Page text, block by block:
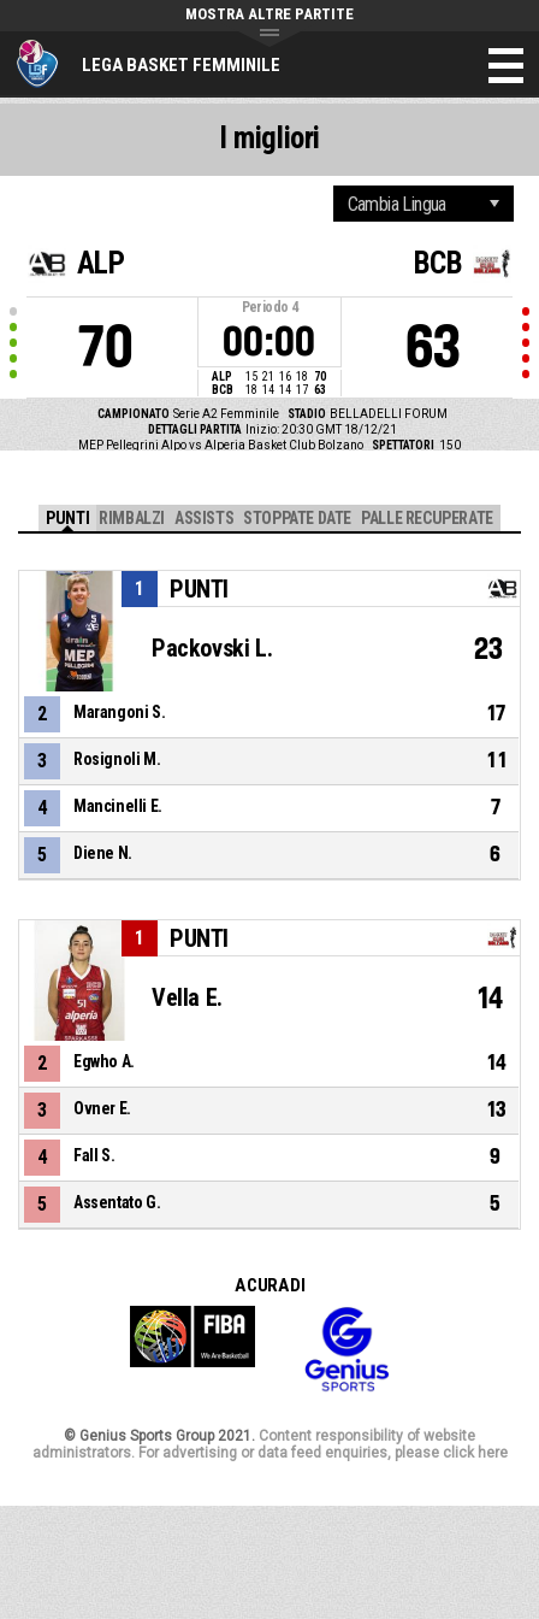
LEGA BASKET FEMMINILE
MOSTRA ALTRE PARTITE
ALP
70
Periodo 4
00:00
ALP 15 21 16 18
70
BCB
18 14 14 17 63
BCB
63
CAMPIONATO Serie A2 Femminile STADIO BELLADELLI FORUM
DETTAGLI PARTITA
Inizio: 20:30 GMT 18/12/21
MEP Pellegrini Alpo vs Alperia Basket Club Bolzano
SPETTATORI 150
I migliori
PUNTI RIMBALZI ASSISTS STOPPATE DATE PALLE RECUPERATE
PUNTI
1
Packovski L. 23
2 Marangoni S. 17
3 Rosignoli M. 11
4 Mancinelli E. 7
5 Diene N. 6
PUNTI
1
Vella E. 14
2 Egwho A. 14
3 Ovner E. 13
4 Fall S. 9
5 Assentato G. 5
A CURA DI
© Genius Sports Group 2021. Content responsibility of website
administrators. For advertising or data feed enquiries, please click here